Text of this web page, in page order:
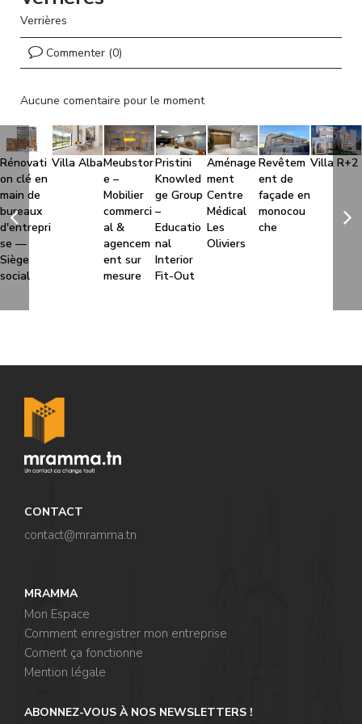
Verrières
Commenter (0)
Aucune comentaire pour le moment
Rénovati
on clé en
main de
bureaux
d'entrepri
se —
Siège
social
Villa AlbaMeubstor
e –
Mobilier
commerci
al &
agencem
ent sur
mesure
Pristini
Knowled
ge Group
–
Educatio
nal
Interior
Fit-Out
Aménage
ment
Centre
Médical
Les
Oliviers
Revêtem
ent de
façade en
monocou
che
Villa R+2
CONTACT
contact@mramma.tn
MRAMMA
Mon Espace
Comment enregistrer mon entreprise
Coment ça fonctionne
Mention légale
ABONNEZ-VOUS À NOS NEWSLETTERS !